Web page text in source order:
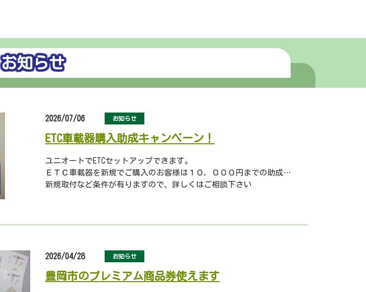
お知らせ
2026/07/06 お知らせ
ETC車載器購入助成キャンペーン！
ユニオートでETCセットアップできます。
ＥＴＣ車載器を新規でご購入のお客様は１０，０００円までの助成が受けられるかも！
新規取付など条件が有りますので、詳しくはご相談下さい
2026/04/28 お知らせ
豊岡市のプレミアム商品券使えます